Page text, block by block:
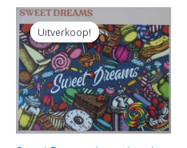
Uitverkoop!
Uitverkoop!
Oorspronkelijke
prijs
was:
€14,00.
Huidige
prijs
is:
€12,50.